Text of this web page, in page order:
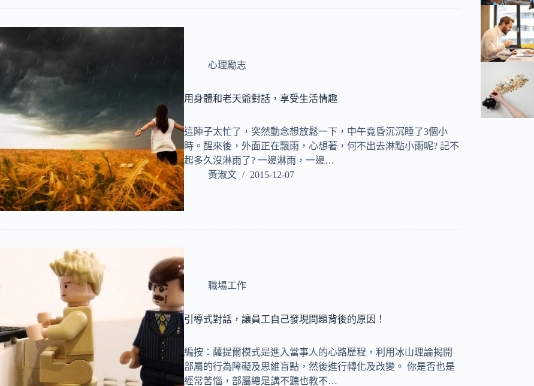
心理勵志
用身體和老天爺對話，享受生活情趣
這陣子太忙了，突然動念想放鬆一下，中午竟昏沉沉睡了3個小
時。醒來後，外面正在飄雨，心想著，何不出去淋點小雨呢? 記不
起多久沒淋雨了? 一邊淋雨，一邊…
黃淑文
2015-12-07
職場工作
引導式對話，讓員工自己發現問題背後的原因！
編按：薩提爾模式是進入當事人的心路歷程，利用冰山理論揭開
部屬的行為障礙及思維盲點，然後進行轉化及改變。 你是否也是
經常苦惱，部屬總是講不聽也教不…